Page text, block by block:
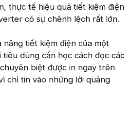
thực tế hiệu quả tiết kiệm điện
có sự chênh lệch rất lớn.
tiết kiệm điện của một
tiêu dùng cần học cách đọc các
biệt được in ngay trên
chỉ tin vào những lời quảng